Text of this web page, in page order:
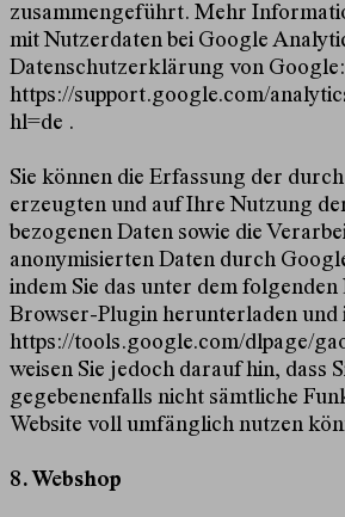
zusammengeführt. Mehr
mit Nutzerdaten bei Google
Datenschutzerklärung von Google:
https://support.google.com/
hl=de .
Sie können die Erfassung der
erzeugten und auf Ihre Nutzung
bezogenen Daten sowie die
anonymisierten Daten durch
indem Sie das unter dem
Browser-Plugin herunterladen und
https://tools.google.com/dlpage/
weisen Sie jedoch darauf hin, dass
gegebenenfalls nicht sämtliche
Website voll umfänglich nutzen
8. Webshop